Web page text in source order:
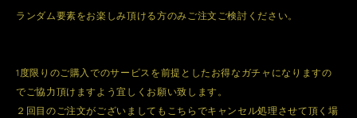
ランダム要素をお楽しみ頂ける方のみご注文ご検討ください。
1度限りのご購入でのサービスを前提としたお得なガチャになりますの
でご協力頂けますよう宜しくお願い致します。
２回目のご注文がございましてもこちらでキャンセル処理させて頂く場